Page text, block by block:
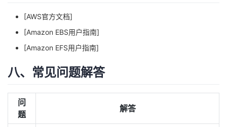
[AWS官方文档]
[Amazon EBS用户指南]
[Amazon EFS用户指南]
八、常见问题解答
问
题
解答